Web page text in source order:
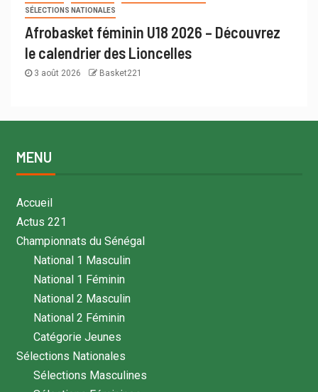
SÉLECTIONS NATIONALES
Afrobasket féminin U18 2026 – Découvrez
le calendrier des Lioncelles
3 août 2026 Basket221
MENU
Accueil
Actus 221
Championnats du Sénégal
National 1 Masculin
National 1 Féminin
National 2 Masculin
National 2 Féminin
Catégorie Jeunes
Sélections Nationales
Sélections Masculines